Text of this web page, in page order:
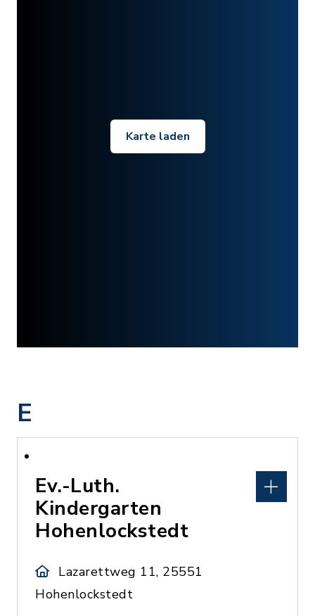
Karte laden
E
Ev.-Luth.
Kindergarten
Hohenlockstedt
Lazarettweg 11, 25551
Hohenlockstedt